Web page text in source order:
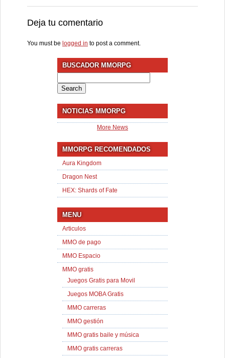
Deja tu comentario
You must be logged in to post a comment.
BUSCADOR MMORPG
for:
NOTICIAS MMORPG
More News
MMORPG RECOMENDADOS
Aura Kingdom
Dragon Nest
HEX: Shards of Fate
MENU
Articulos
MMO de pago
MMO Espacio
MMO gratis
Juegos Gratis para Movil
Juegos MOBA Gratis
MMO carreras
MMO gestión
MMO gratis baile y música
MMO gratis carreras